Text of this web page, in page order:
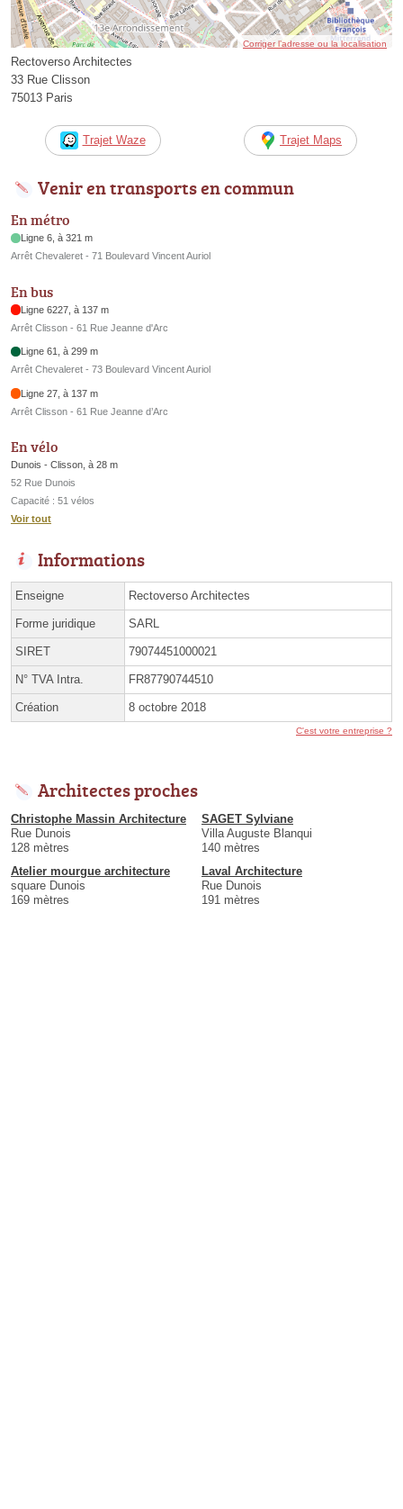
Corriger l’adresse ou la localisation
Rectoverso Architectes
33 Rue Clisson
75013 Paris
Trajet Waze Trajet Maps
Venir en transports en commun
En métro
Ligne 6, à 321 m
Arrêt Chevaleret - 71 Boulevard Vincent Auriol
En bus
Ligne 6227, à 137 m
Arrêt Clisson - 61 Rue Jeanne d'Arc
Ligne 61, à 299 m
Arrêt Chevaleret - 73 Boulevard Vincent Auriol
Ligne 27, à 137 m
Arrêt Clisson - 61 Rue Jeanne d’Arc
En vélo
Dunois - Clisson, à 28 m
52 Rue Dunois
Capacité : 51 vélos
Voir tout
Informations
Enseigne Rectoverso Architectes
Forme juridique SARL
SIRET 79074451000021
N° TVA Intra. FR87790744510
Création 8 octobre 2018
C'est votre entreprise ?
Architectes proches
Christophe Massin Architecture
Rue Dunois
128 mètres
SAGET Sylviane
Villa Auguste Blanqui
140 mètres
Atelier mourgue architecture
square Dunois
169 mètres
Laval Architecture
Rue Dunois
191 mètres